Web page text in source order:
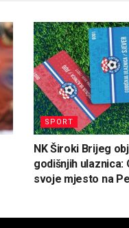
SPORT
NK Široki Brijeg
godišnjih ulaznica:
svoje mjesto na